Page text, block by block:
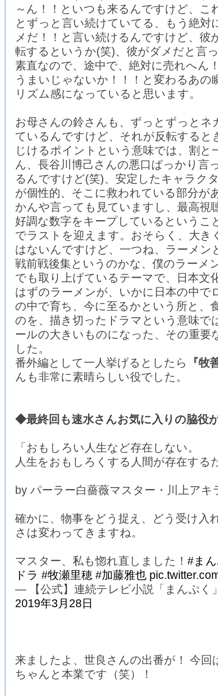
～ん！！といつも来るんですけど、こ
とずっと言い続けていてる、もう絶対
メだ！！と言い続けるんですけど、彼
転するというか(笑)、彼がダメだと言
素直なので、途中で、絶対に売れへん
うまいじゃないか！！！と変わるあの
リズム感になっていると思います。
お母さんの鈴さんも、ずっとずっとネ
ているんですけど、それが反転すると
じけるポイントという意味では、割と
ん、長谷川博己さんの悪口ばっかり言
るんですけど(笑)、安定したキャラク
が個性的、そこに救われている部分が
かんや言っても見ていますし、最高視
好調な数字をキープしているというこ
でラストを迎えます。おそらく、大き
はないんですけど、一つね、ラーメン
戦前戦後集というのかな、僕のラーメ
でも取り上げているテーマで、日本文
はずのラーメンが、いかに日本の中で
の中で育ち、今に至るかという所と、
のを、描き切ったドラマという意味で
ールの大きいものになった、その重要
した。
番外編として一人挙げるとしたら
『牧
んも非常に素晴らしい役でした。
◆最終回も速水さんお気に入りの脇役
「おもしろい人生など存在しない。
人生をおもしろくする人間が存在する
by パーラー白薔薇マスター・川上アキ
確かに、物事をどう捉え、どう受け入
さは変わってきますね。
マスター、私も惚れ直しました！ #ま
ドラ #牧瀬里穂 #加藤雅也
— 【公式】連続テレビ小説「まんぷく
2019年3月28日
来ましたよ、世良さんの出番が！ 今回
ちゃんと本業です（笑）！